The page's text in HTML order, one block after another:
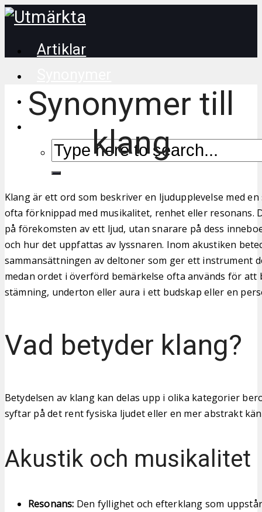
Artiklar
Korsordstips
Synonymer till
klang
Klang är ett ord som beskriver en ljudupplevelse med
ofta förknippad med musikalitet, renhet eller resonans.
på förekomsten av ett ljud, utan snarare på dess
och hur det uppfattas av lyssnaren. Inom akustiken
sammansättningen av deltoner som ger ett instrument
medan ordet i överförd bemärkelse ofta används för att
stämning, underton eller aura i ett budskap eller en
Vad betyder klang?
Betydelsen av klang kan delas upp i olika kategorier
syftar på det rent fysiska ljudet eller en mer abstrakt
Akustik och musikalitet
Resonans: Den fyllighet och efterklang som